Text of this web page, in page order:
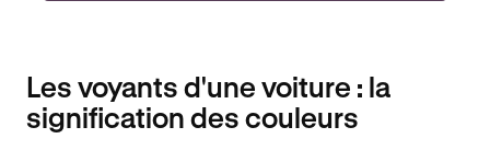
Les voyants d'une voiture : la
signification des couleurs